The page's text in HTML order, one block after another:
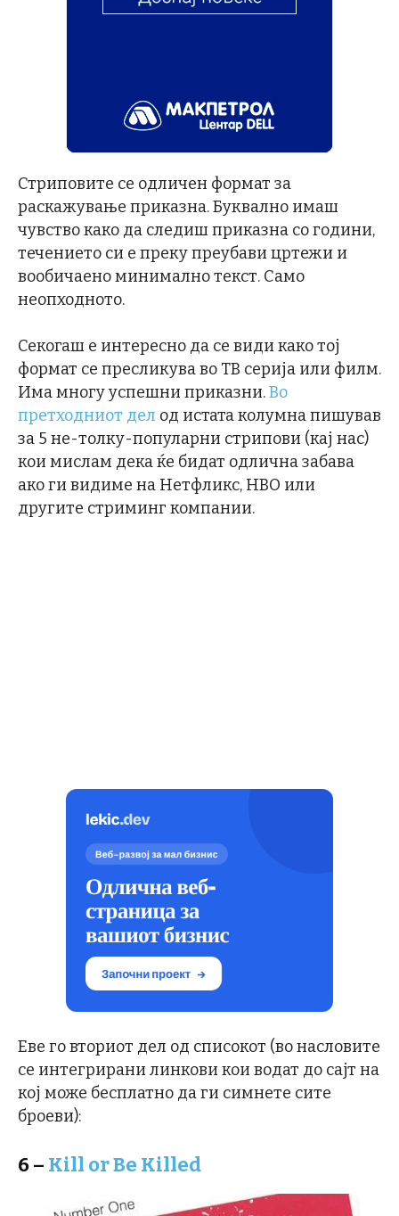
Стриповите се одличен формат за
раскажување приказна. Буквално имаш
чувство како да следиш приказна со години,
течението си е преку преубави цртежи и
вообичаено минимално текст. Само
неопходното.
Секогаш е интересно да се види како тој
формат се пресликува во ТВ серија или филм.
Има многу успешни приказни.Во
претходниот дел од истата колумна пишував
за 5 не-толку-популарни стрипови (кај нас)
кои мислам дека ќе бидат одлична забава
ако ги видиме на Нетфликс, HBO или
другите стриминг компании.
Еве го вториот дел од списокот (во насловите
се интегрирани линкови кои водат до сајт на
кој може бесплатно да ги симнете сите
броеви):
6 – Kill or Be Killed